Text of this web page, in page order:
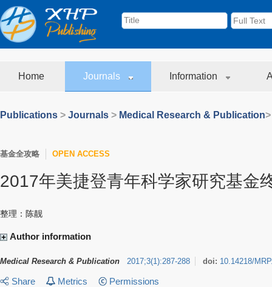
Home Journals Information
Publications > Journals > Medical Research & Publication
基金全攻略 OPEN ACCESS
2017年美捷登青年科学家研究基金
整理：陈靓
Author information
Medical Research & Publication 2017;3(1):287-288 doi: 10.14218/
Share Metrics Permissions